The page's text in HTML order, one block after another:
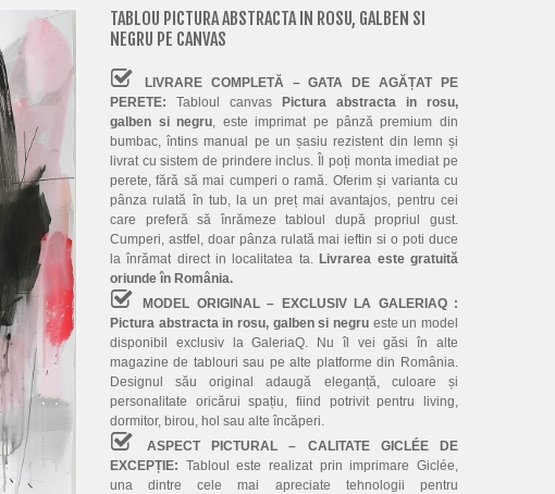
TABLOU PICTURA ABSTRACTA IN ROSU, GALBEN SI
NEGRU PE CANVAS
LIVRARE COMPLETĂ – GATA DE AGĂȚAT PE
PERETE: Tabloul canvas Pictura abstracta in rosu,
galben si negru , este imprimat pe pânză premium din
bumbac, întins manual pe un șasiu rezistent din lemn și
livrat cu sistem de prindere inclus. Îl poți monta imediat pe
perete, fără să mai cumperi o ramă. Oferim și varianta cu
pânza rulată în tub, la un preț mai avantajos, pentru cei
care preferă să înrămeze tabloul după propriul gust.
Cumperi, astfel, doar pânza rulată mai ieftin si o poti duce
la înrămat direct in localitatea ta.Livrarea este gratuită
oriunde în România.
MODEL ORIGINAL – EXCLUSIV LA GALERIAQ :
Pictura abstracta in rosu, galben si negrueste un model
disponibil exclusiv la GaleriaQ. Nu îl vei găsi în alte
magazine de tablouri sau pe alte platforme din România.
Designul său original adaugă eleganță, culoare și
personalitate oricărui spațiu, fiind potrivit pentru living,
dormitor, birou, hol sau alte încăperi.
ASPECT PICTURAL – CALITATE GICLÉE DE
EXCEPȚIE: Tabloul este realizat prin imprimare Giclée,
una dintre cele mai apreciate tehnologii pentru